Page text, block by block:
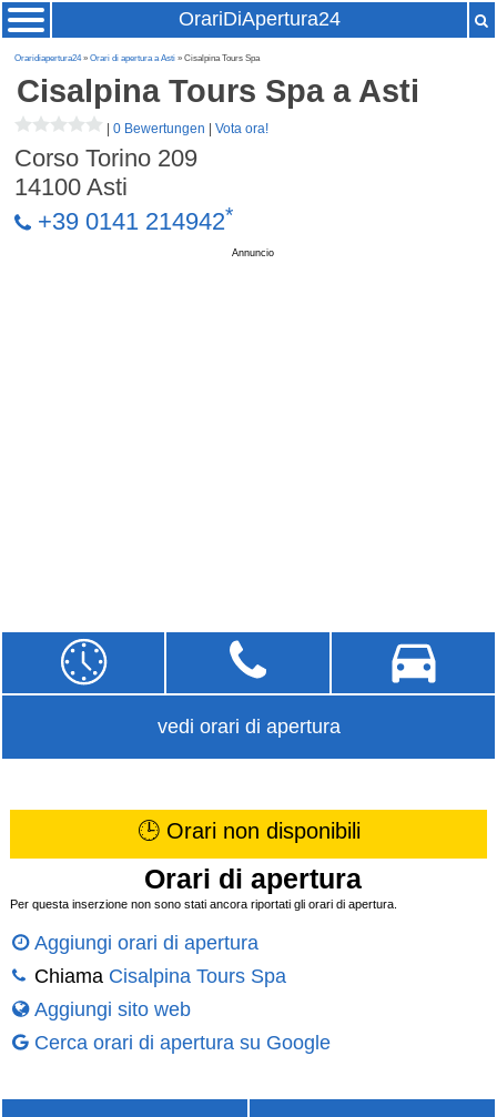
OrariDiApertura24
Oraridiapertura24»Orari di apertura a Asti » Cisalpina Tours Spa
Cisalpina Tours Spaa Asti
|0 Bewertungen |Vota ora!
Corso Torino 209
14100 Asti
+39 0141 214942*
Annuncio
vedi orari di apertura
🕒 Orari non disponibili
Orari di apertura
Per questa inserzione non sono stati ancora riportati gli orari di apertura.
Aggiungi orari di apertura
Chiama Cisalpina Tours Spa
Aggiungi sito web
Cerca orari di apertura su Google